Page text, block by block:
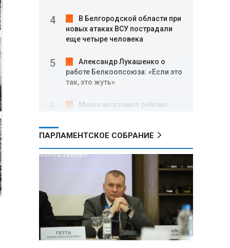
В Белгородской области при
новых атаках ВСУ пострадали
еще четыре человека
Александр Лукашенко о
работе Белкоопсоюза: «Если это
так, это жуть»
Минск возглавил рейтинг
Минобороны РФ: при
освобождении Анискино ВСУ
понесли большие потери, часть
военных сдалась в плен
Александр Лукашенко:
Россияне «услышали батьку» и
скупают пустующие дома в
белорусских деревнях
ПАРЛАМЕНТСКОЕ СОБРАНИЕ